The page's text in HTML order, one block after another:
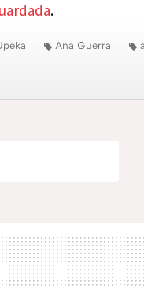
.
Ana Guerra